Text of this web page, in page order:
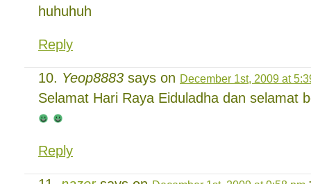
huhuhuh
Reply
Yeop8883 says on December 1st, 2009 at
Selamat Hari Raya Eiduladha dan selamat
Reply